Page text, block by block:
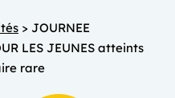
> JOURNEE
LES JEUNES atteints
rare